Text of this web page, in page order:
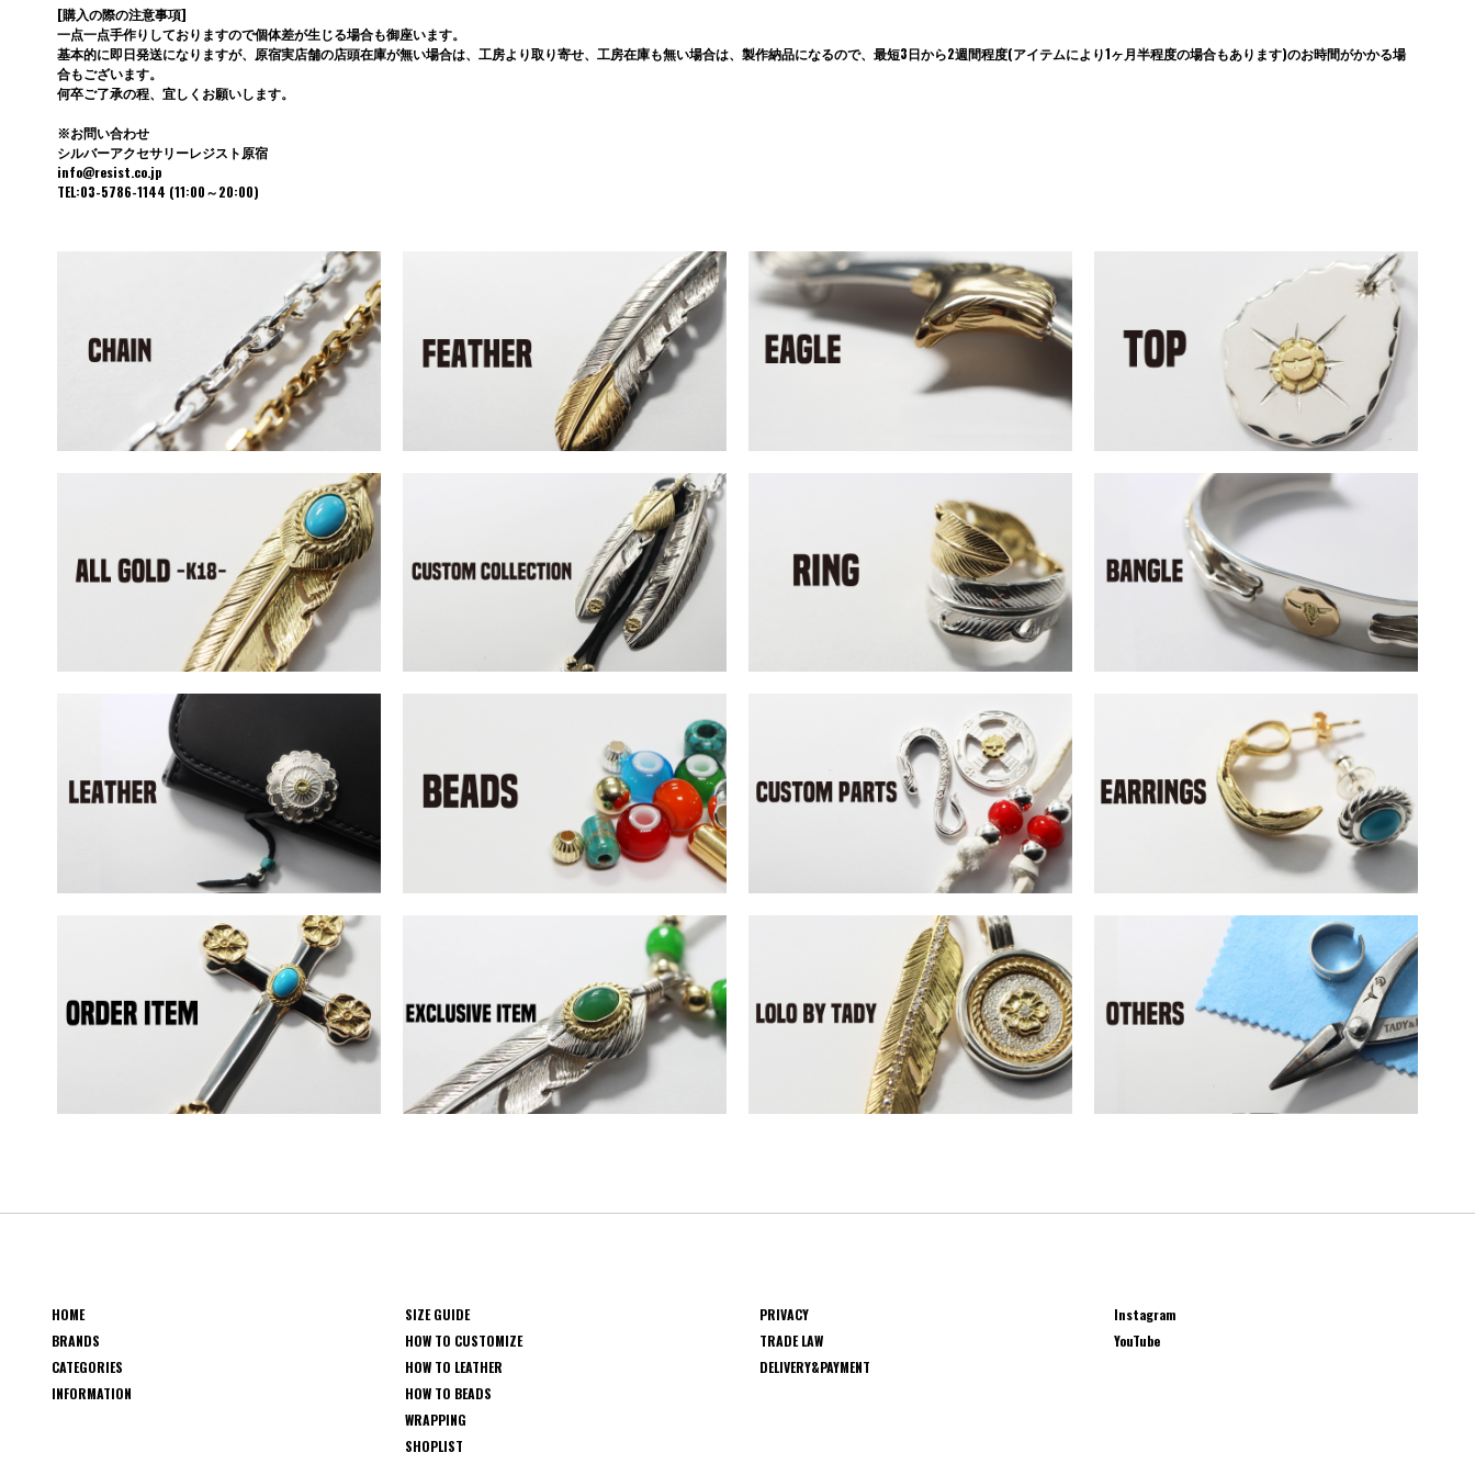
[購入の際の注意事項]
一点一点手作りしておりますので個体差が生じる場合も御座います。
基本的に即日発送になりますが、原宿実店舗の店頭在庫が無い場合は、工房より取り寄せ、工房在庫も無い場合は、製作納品になるので、最短3日から2週間程度(アイテムにより1ヶ月半程度の場合もあります)のお時間がかかる場
合もございます。
何卒ご了承の程、宜しくお願いします。
※お問い合わせ
シルバーアクセサリーレジスト原宿
info@resist.co.jp
TEL:03-5786-1144 (11:00～20:00)
HOME
BRANDS
CATEGORIES
INFORMATION
SIZE GUIDE
HOW TO CUSTOMIZE
HOW TO LEATHER
HOW TO BEADS
WRAPPING
SHOPLIST
PRIVACY
TRADE LAW
DELIVERY&PAYMENT
Instagram
YouTube